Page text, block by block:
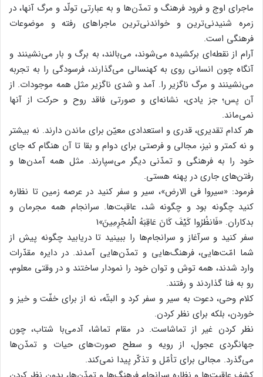
ماجرای اوج و فرود فرهنگ و تمدّن‌ها و به عبارتی تولّد و مرگ آنها، در
زمره شنیدنی‌ترین و خواندنی‌ترین ماجراهای رفته و موضوعات
فرهنگی است.
آرام از نقطه‌ای برکشیده می‌شوند، می‌بالند، به برگ و بار می‌نشینند و
آنگاه چون انسانی روی به کهنسالی می‌گذارند، فرسودگی را به تجربه
می‌نشینند و مرگ ناگزیر را. آمد و شدی ناگزیر مثل همه موجودات. از
آن پس؛ جز یادی، نشانه‌ای و صورتی فاقد روح و حرکت از آنها
نمی‌ماند.
هر کدام تقدیری، قدری و استعدادی معیّن برای ماندن دارند. نه بیشتر
و نه کمتر و نیز، مجالی و فرصتی برای دوام و بقا تا آن هنگام که جای
خود را به فرهنگی و تمدّنی دیگر می‌سپارند. مثل همه آمدن‌ها و
رفتن‌های جاری در پهنه هستی.
فرمود: «سیروا فی الارض»، سیر و سفر کنید در عرصه زمین تا نظاره
کنید چگونه بود و چگونه شد، عاقبت‌ها. سرانجام همه مجرمان و
بدکاران. «فَانظُرُوا کَیْفَ کَانَ عَاقِبَهُ الْمُجْرِمِینَ»1
سفر کنید و سرآغاز و سرانجام‌ها را ببینید تا دریابید چگونه پیش از
شما امّت‌هایی، فرهنگ‌هایی و تمدّن‌هایی آمدند. در دایره مقدّرات
وارد شدند، همه توش و توان خود را نمودار ساختند و در وقتی معلوم،
رو به فنا گذاردند و رفتند.
کلام وحی، دعوت به سیر و سفر کرد و البتّه، نه از برای خفّت و خیز و
خوردن، بلکه برای نظر کردن.
نظر کردن غیر از تماشاست. در مقام تماشا، آدمی‌با شتاب، چون
جهانگردی عجول، از رویه و سطح صورت‌های حیات و تمدّن‌ها
می‌گذرد. مجالی برای تأمّل و تذکّر پیدا نمی‌کند.